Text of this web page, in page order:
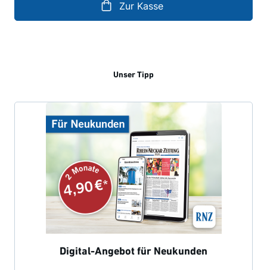
Zur Kasse
Unser Tipp
Digital-Angebot für Neukunden